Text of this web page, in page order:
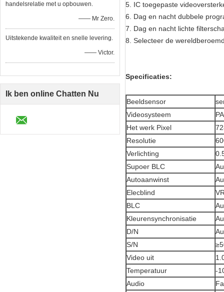
handelsrelatie met u opbouwen.
—— Mr Zero.
Uitstekende kwaliteit en snelle levering.
—— Victor.
Ik ben online Chatten Nu
5. IC toegepaste
6. Dag en nacht dubbele
7. Dag en nacht lichte
8. Selecteer de
Specificaties:
Beeldsensor
Videosysteem
Het werk Pixel
Resolutie
Verlichting
Supoer BLC
Autoaanwinst
Elecblind
BLC
Kleurensynchronisatie
D/N
S/N
Video uit
Temperatuur
-
Audio